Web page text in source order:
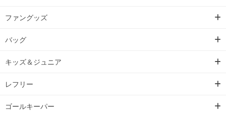
ファングッズ
バッグ
キッズ＆ジュニア
レフリー
ゴールキーパー